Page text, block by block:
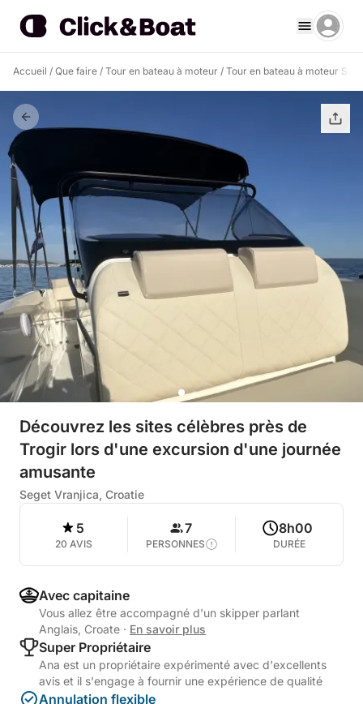
Accueil / Que faire / Tour en bateau à moteur / Tour en bateau à moteur
Découvrez les sites célèbres près de
Trogir lors d'une excursion d'une journée
amusante
Seget Vranjica, Croatie
5
20 AVIS
7
PERSONNES
8h00
DURÉE
Avec capitaine
Vous allez être accompagné d'un skipper parlant
Anglais, Croate · En savoir plus
Super Propriétaire
Ana est un propriétaire expérimenté avec d'excellents
avis et il s'engage à fournir une expérience de qualité
Annulation flexible